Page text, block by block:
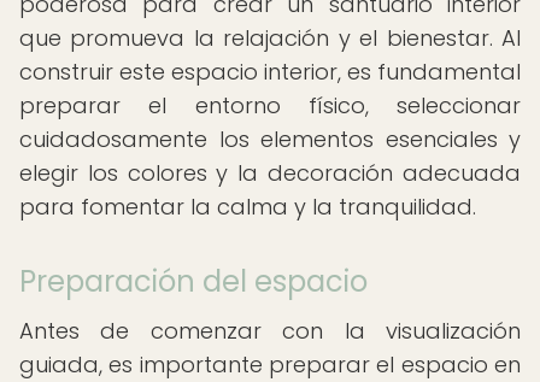
que promueva la relajación y el bienestar. Al
construir este espacio interior, es fundamental
preparar el entorno físico, seleccionar
cuidadosamente los elementos esenciales y
elegir los colores y la decoración adecuada
para fomentar la calma y la tranquilidad.
Preparación del espacio
Antes de comenzar con la visualización
guiada, es importante preparar el espacio en